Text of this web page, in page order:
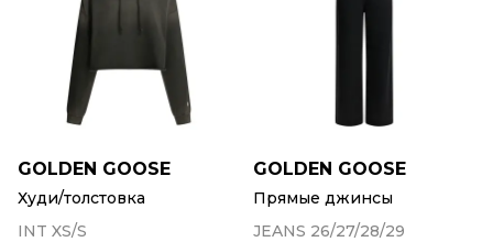
GOLDEN GOOSE
Худи/толстовка
INT XS/S
GOLDEN GOOSE
Прямые джинсы
JEANS 26/27/28/29